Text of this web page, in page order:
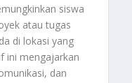
siswa
atau tugas
di lokasi yang
ini mengajarkan
dan